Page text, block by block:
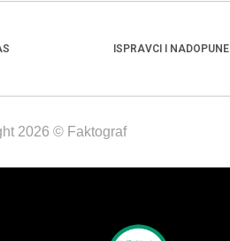
ISPRAVCI I NADOPUNE
2026 © Faktograf